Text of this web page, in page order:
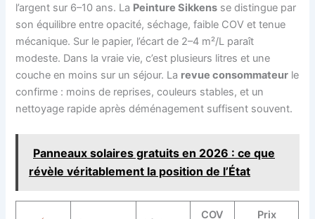
l’argent sur 6–10 ans. La Peinture Sikkens se distingue par
son équilibre entre opacité, séchage, faible COV et tenue
mécanique. Sur le papier, l’écart de 2–4 m²/L paraît
modeste. Dans la vraie vie, c’est plusieurs litres et une
couche en moins sur un séjour. La revue consommateur le
confirme : moins de reprises, couleurs stables, et un
nettoyage rapide après déménagement suffisent souvent.
Panneaux solaires gratuits en 2026 : ce que
révèle véritablement la position de l’État
COV
Prix